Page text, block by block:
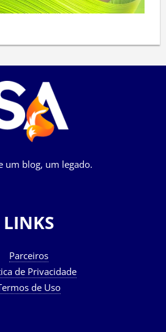
um blog, um legado.
LINKS
Parceiros
de Privacidade
de Uso